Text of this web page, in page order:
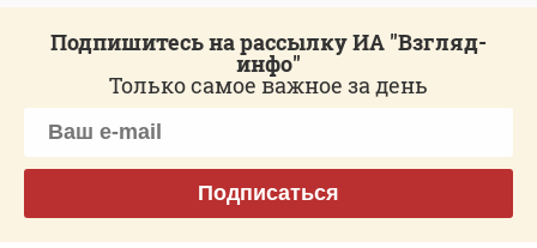
Подпишитесь на рассылку ИА "Взгляд-
инфо"
Только самое важное за день
Подписаться